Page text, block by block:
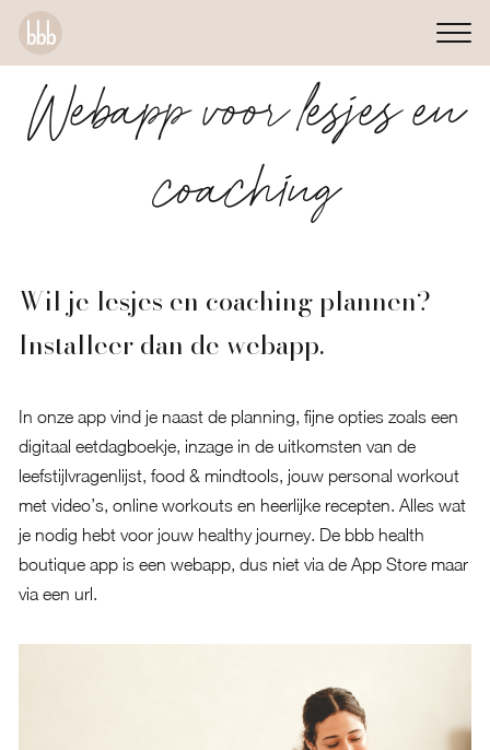
Webapp voor lesjes en
coaching
Wil je lesjes en coaching plannen?
Installeer dan de webapp.
In onze app vind je naast de planning, fijne opties zoals een
digitaal eetdagboekje, inzage in de uitkomsten van de
leefstijlvragenlijst, food & mindtools, jouw personal workout
met video’s, online workouts en heerlijke recepten. Alles wat
je nodig hebt voor jouw healthy journey. De bbb health
boutique app is een webapp, dus niet via de App Store maar
via een url.